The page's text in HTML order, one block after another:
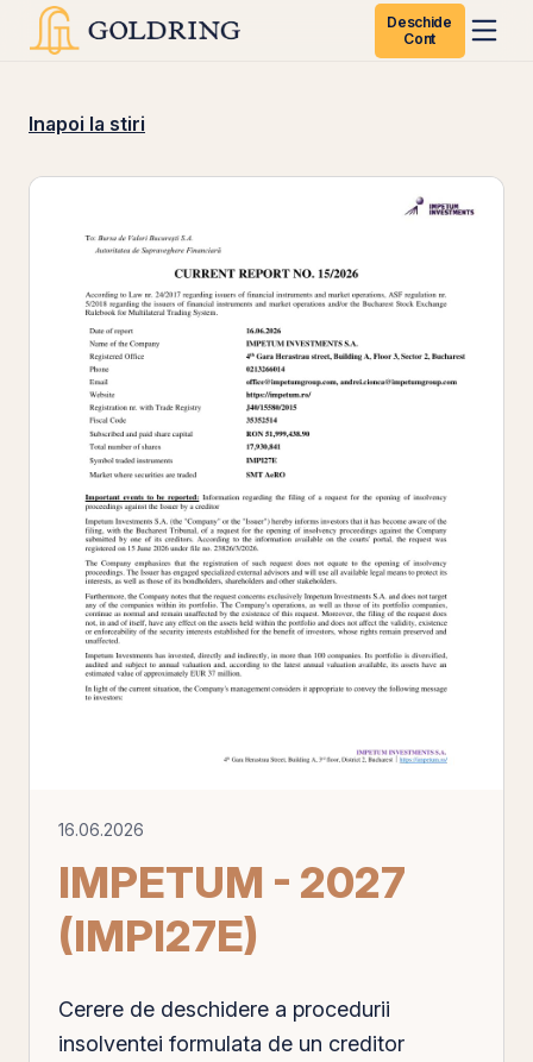
Deschide
Cont
Inapoi la stiri
16.06.2026
IMPETUM - 2027
(IMPI27E)
Cerere de deschidere a procedurii
insolventei formulata de un creditor